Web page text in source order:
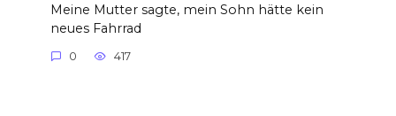
Meine Mutter sagte, mein Sohn hätte kein
neues Fahrrad
0 417